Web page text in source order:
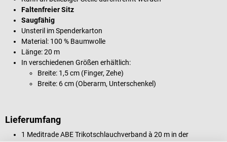
Faltenfreier Sitz
Saugfähig
Unsteril im Spenderkarton
Material: 100 % Baumwolle
Länge: 20 m
In verschiedenen Größen erhältlich:
Breite: 1,5 cm (Finger, Zehe)
Breite: 6 cm (Oberarm, Unterschenkel)
Lieferumfang
1 Meditrade ABE Trikotschlauchverband à 20 m in der